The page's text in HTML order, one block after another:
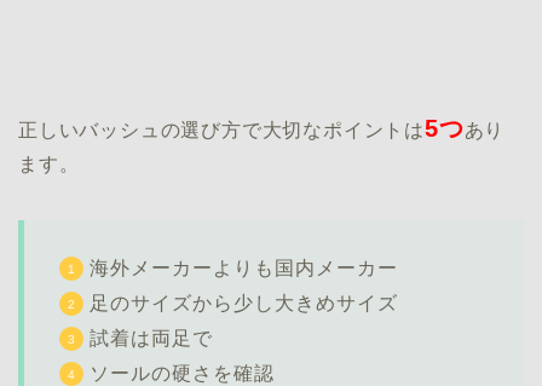
正しいバッシュの選び方で大切なポイントは5つあり
ます。
海外メーカーよりも国内メーカー
足のサイズから少し大きめサイズ
試着は両足で
ソールの硬さを確認